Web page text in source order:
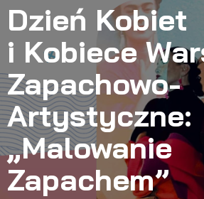
Dzień Kobiet
i Kobiece
Zapachowo-
Artystyczne:
„Malowanie
Zapachem”